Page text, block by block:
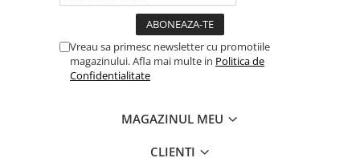
Vreau sa primesc newsletter cu promotiile
magazinului. Afla mai multe in Politica de
Confidentialitate
MAGAZINUL MEU
CLIENTI